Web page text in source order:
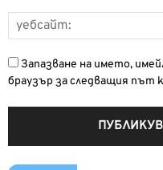
Запазване на името,
браузър за следващия път